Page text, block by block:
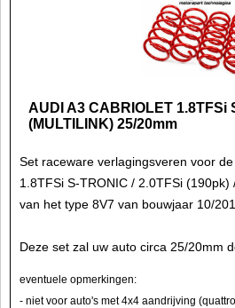
AUDI A3 CABRIOLET 1.8TFSi
(MULTILINK) 25/20mm
Set raceware verlagingsveren voor
1.8TFSi S-TRONIC / 2.0TFSi (190pk)
van het type 8V7 van bouwjaar 10/
Deze set zal uw auto circa 25/20mm
eventuele opmerkingen:
- niet voor auto's met 4x4 aandrijving